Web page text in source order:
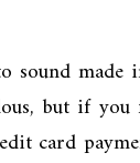
sound
but if you
card